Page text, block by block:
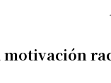
motivación